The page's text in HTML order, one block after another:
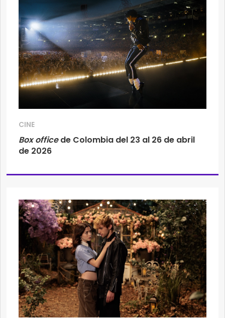
CINE
Box officede Colombia del 23 al 26 de abril
de 2026